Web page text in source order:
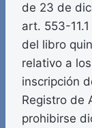
de 23 de
art. 553-
del libro
relativo a
inscripción
Registro de
prohibirse